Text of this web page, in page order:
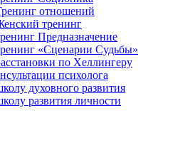
отношений
тренинг
Предназначение
«Сценарии Судьбы»
по Хеллингеру
психолога
духовного развития
развития личности